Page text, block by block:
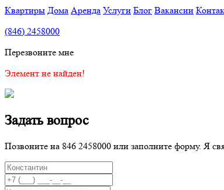
Квартиры Дома Аренда Услуги Блог Вакансии
(846) 2458000
Перезвоните мне
Элемент не найден!
Задать вопрос
Позвоните на 846 2458000 или заполните форму. Я